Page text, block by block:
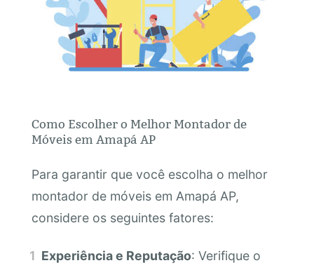
Como Escolher o Melhor Montador de
Móveis em Amapá AP
Para garantir que você escolha o melhor
montador de móveis em Amapá AP,
considere os seguintes fatores:
Experiência e Reputação: Verifique o